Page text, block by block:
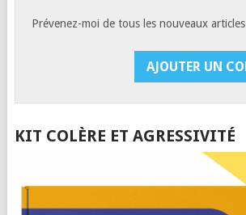
Prévenez-moi de tous les nouveaux
KIT COLÈRE ET AGRESSIVITÉ